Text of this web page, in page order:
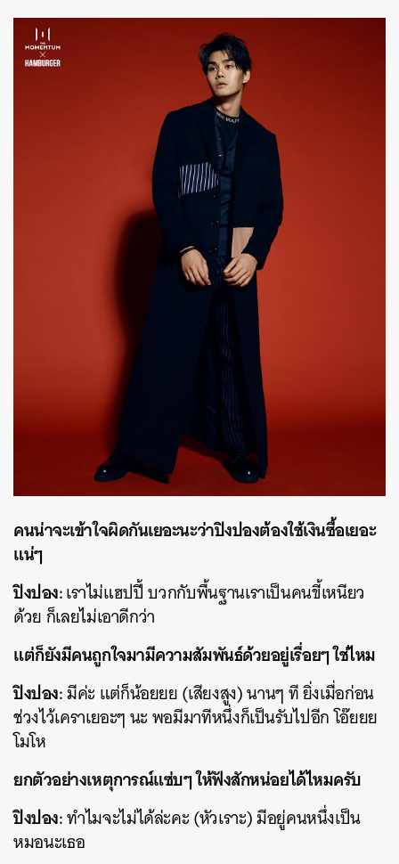
คนน่าจะเข้าใจผิดกันเยอะนะว่าปิงปองต้องใช้เงินซื้อเยอะ
แน่ๆ
ปิงปอง:เราไม่แฮปปี้ บวกกับพื้นฐานเราเป็นคนขี้เหนียว
ด้วย ก็เลยไม่เอาดีกว่า
แต่ก็ยังมีคนถูกใจมามีความสัมพันธ์ด้วยอยู่เรื่อยๆ ใช่ไหม
ปิงปอง:มีค่ะ แต่ก็น้อยยย (เสียงสูง) นานๆ ที ยิ่งเมื่อก่อน
ช่วงไว้เคราเยอะๆ นะ พอมีมาทีหนึ่งก็เป็นรับไปอีก โอ๊ยยย
โมโห
ยกตัวอย่างเหตุการณ์แซ่บๆ ให้ฟังสักหน่อยได้ไหมครับ
ปิงปอง:ทำไมจะไม่ได้ล่ะคะ (หัวเราะ) มีอยู่คนหนึ่งเป็น
หมอนะเธอ
TWEET LINE